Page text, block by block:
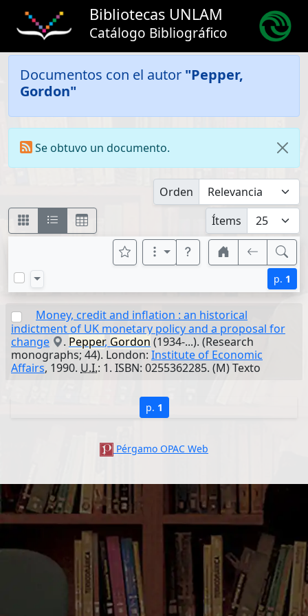
Bibliotecas UNLAM
Catálogo Bibliográfico
Documentos con el autor "Pepper,
Gordon"
Se obtuvo un documento.
Orden
Ítems
p. 1
Money, credit and inflation : an historical
indictment of UK monetary policy and a proposal for
change
. Pepper, Gordon (1934-...). (Research
monographs; 44). London: Institute of Economic
Affairs, 1990. U.I.: 1. ISBN: 0255362285. (M) Texto
p. 1
Pérgamo OPAC Web